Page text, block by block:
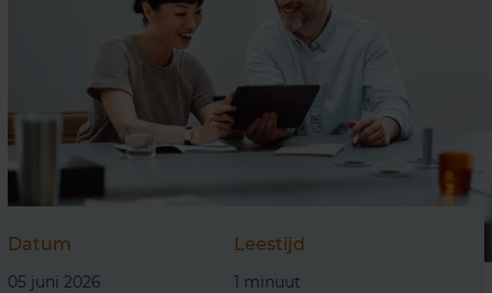
Datum
05 juni 2026
Leestijd
1 minuut